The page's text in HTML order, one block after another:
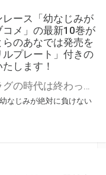
ース「幼なじみが
メ」の最新10巻が
のあなでは発売を
プレート」付きの
します！
なじみが絶対に負けない